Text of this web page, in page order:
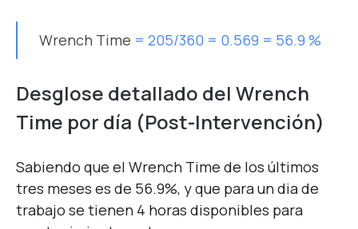
Wrench Time = 205/360 = 0.569 = 56.9 %
Desglose detallado del Wrench
Time por día (Post-Intervención)
Sabiendo que el Wrench Time de los últimos
tres meses es de 56.9%, y que para un dia de
trabajo se tienen 4 horas disponibles para